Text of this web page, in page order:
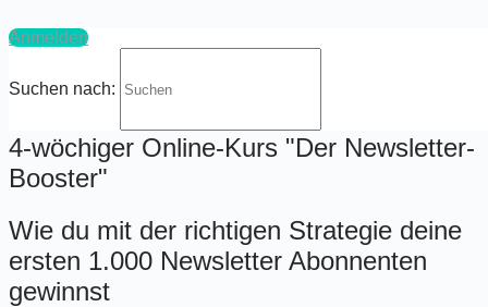
Anmelden
Suchen nach:
4-wöchiger Online-Kurs "Der Newsletter-
Booster"
Wie du mit der richtigen Strategie deine
ersten 1.000 Newsletter Abonnenten
gewinnst